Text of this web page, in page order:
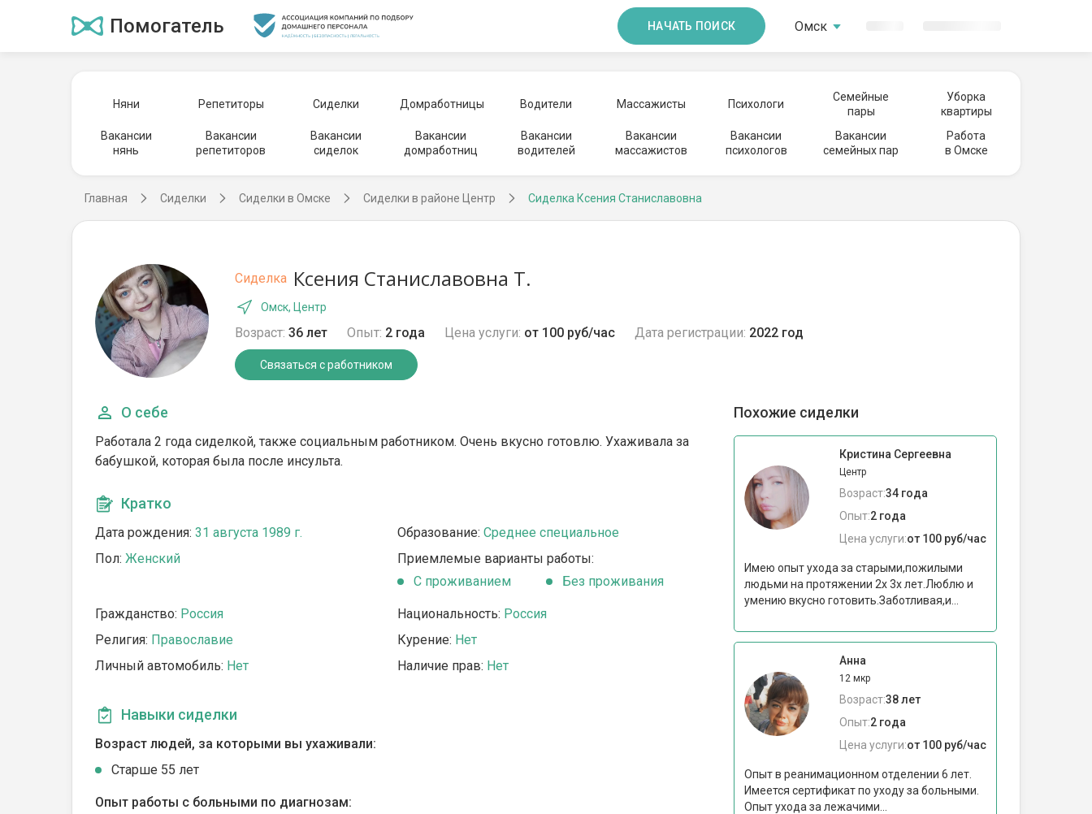
Помогатель НАЧАТЬ ПОИСК Омск
Няни Репетиторы Сиделки Домработницы Водители Массажисты Психологи
Семейные
пары
Уборка
квартиры
Вакансии
нянь
Вакансии
репетиторов
Вакансии
сиделок
Вакансии
домработниц
Вакансии
водителей
Вакансии
массажистов
Вакансии
психологов
Вакансии
семейных пар
Работа
в Омске
Главная Сиделки Сиделки в Омске Сиделки в районе Центр Сиделка Ксения Станиславовна
Сиделка Ксения Станиславовна Т.
Омск, Центр
Возраст: 36 лет Опыт: 2 года Цена услуги: от 100 руб/час Дата регистрации: 2022 год
Связаться с работником
О себе
Работала 2 года сиделкой, также социальным работником. Очень вкусно готовлю. Ухаживала за
бабушкой, которая была после инсульта.
Кратко
Дата рождения: 31 августа 1989 г. Образование: Среднее специальное
Пол: Женский
Приемлемые варианты работы:
C проживанием
Без проживания
Гражданство: Россия Национальность: Россия
Религия: Православие Курение: Нет
Личный автомобиль: Нет Наличие прав: Нет
Навыки сиделки
Возраст людей, за которыми вы ухаживали:
Cтарше 55 лет
Опыт работы с больными по диагнозам:
Похожие сиделки
Кристина Сергеевна
Центр
Возраст:34 года
Опыт:2 года
Цена услуги:от 100 руб/час
Имею опыт ухода за старыми,пожилыми
людьми на протяжении 2х 3х лет.Люблю и
умению вкусно готовить.Заботливая,и...
Анна
12 мкр
Возраст:38 лет
Опыт:2 года
Цена услуги:от 100 руб/час
Опыт в реанимационном отделении 6 лет.
Имеется сертификат по уходу за больными.
Опыт ухода за лежачими...